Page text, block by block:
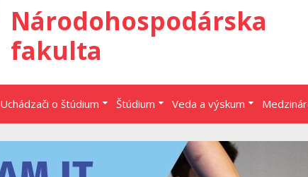
Národohospodárska
fakulta
Uchádzači o štúdium Štúdium Veda a výskum